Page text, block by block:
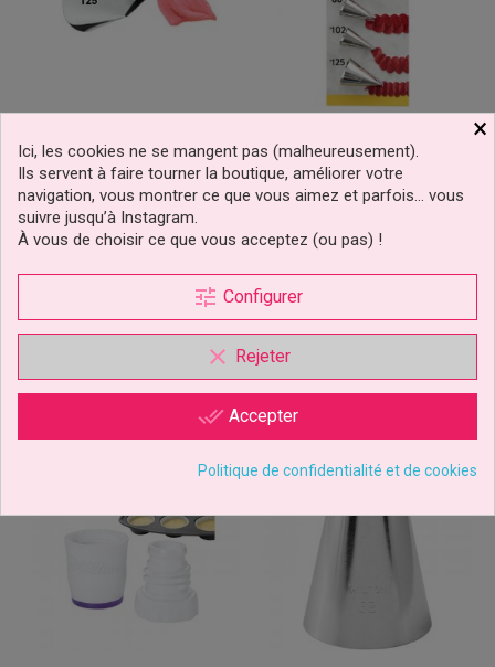
Pétale 125 Wilton
Prix
3,19 €
Ajouter au panier
Volants Wilton N°86, 100,
102 Et 125
Prix
8,89 €
Ajouter au panier
×
Ici, les cookies ne se mangent pas (malheureusement).
Ils servent à faire tourner la boutique, améliorer votre
navigation, vous montrer ce que vous aimez et parfois… vous
suivre jusqu’à Instagram.
À vous de choisir ce que vous acceptez (ou pas) !
tune Configurer
clear Rejeter
done_all Accepter
Politique de confidentialité et de cookies